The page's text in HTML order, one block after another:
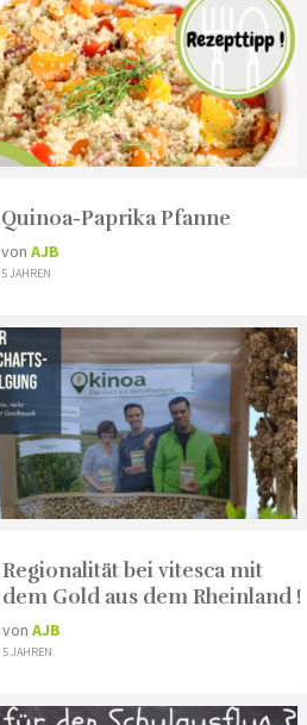
Quinoa-Paprika Pfanne
von AJB
5 JAHREN
Regionalität bei vitesca mit
dem Gold aus dem Rheinland !
von AJB
5 JAHREN